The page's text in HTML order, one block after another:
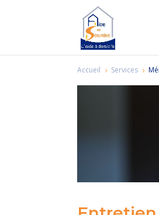
Accueil 5 Services 5